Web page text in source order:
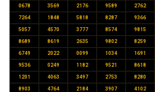
0678 3569 2176 9589 2762
7264 1848 5818 8287 9366
5057 4570 3777 8574 9815
8689 8619 2635 9802 8259
6749 2022 0099 1034 1691
9536 0249 1182 9521 8618
1201 4063 3497 2753 8280
8903 4764 2184 3907 4102